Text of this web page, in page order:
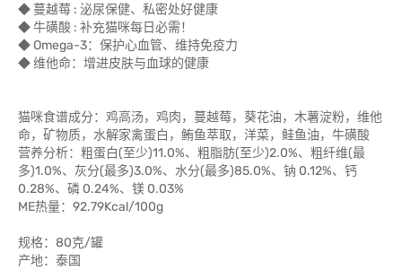
◆ 蔓越莓 : 泌尿保健、私密处好健康
◆ 牛磺酸 : 补充猫咪每日必需！
◆ Omega-3：保护心血管、维持免疫力
◆ 维他命：增进皮肤与血球的健康
猫咪食谱成分：鸡高汤，鸡肉，蔓越莓，葵花油，木薯淀粉，维他
命，矿物质，水解家禽蛋白，鲔鱼萃取，洋菜，鲑鱼油，牛磺酸
营养分析：粗蛋白(至少)11.0%、粗脂肪(至少)2.0%、粗纤维(最
多)1.0%、灰分(最多)3.0%、水分(最多)85.0%、钠 0.12%、钙
0.28%、磷 0.24%、镁 0.03%
ME热量：92.79Kcal/100g
规格：80克/罐
产地：泰国